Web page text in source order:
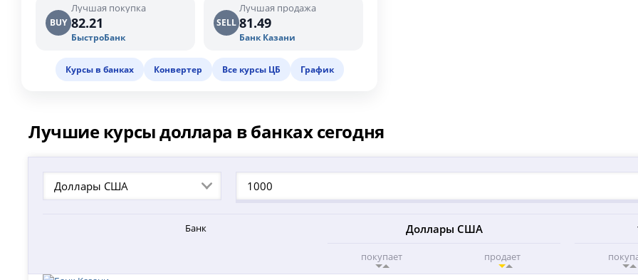
BUY
Лучшая покупка
82.21
БыстроБанк
SELL
Лучшая продажа
81.49
Банк Казани
Курсы в банках Конвертер Все курсы ЦБ График
Лучшие курсы доллара в банках сегодня
Доллары США
Банк Доллары США
покупает продает